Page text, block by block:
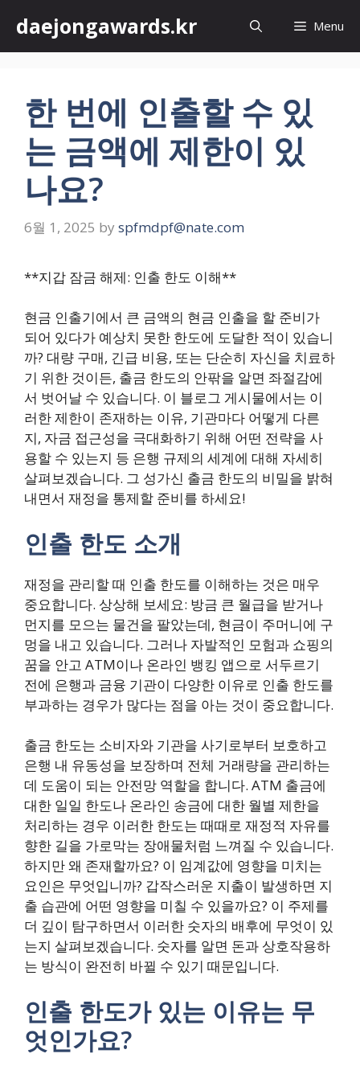
content
daejongawards.kr Menu
한 번에 인출할 수 있
는 금액에 제한이 있
나요?
6월 1, 2025 by spfmdpf@nate.com
**지갑 잠금 해제: 인출 한도 이해**
현금 인출기에서 큰 금액의 현금 인출을 할 준비가
되어 있다가 예상치 못한 한도에 도달한 적이 있습니
까? 대량 구매, 긴급 비용, 또는 단순히 자신을 치료하
기 위한 것이든, 출금 한도의 안팎을 알면 좌절감에
서 벗어날 수 있습니다. 이 블로그 게시물에서는 이
러한 제한이 존재하는 이유, 기관마다 어떻게 다른
지, 자금 접근성을 극대화하기 위해 어떤 전략을 사
용할 수 있는지 등 은행 규제의 세계에 대해 자세히
살펴보겠습니다. 그 성가신 출금 한도의 비밀을 밝혀
내면서 재정을 통제할 준비를 하세요!
인출 한도 소개
재정을 관리할 때 인출 한도를 이해하는 것은 매우
중요합니다. 상상해 보세요: 방금 큰 월급을 받거나
먼지를 모으는 물건을 팔았는데, 현금이 주머니에 구
멍을 내고 있습니다. 그러나 자발적인 모험과 쇼핑의
꿈을 안고 ATM이나 온라인 뱅킹 앱으로 서두르기
전에 은행과 금융 기관이 다양한 이유로 인출 한도를
부과하는 경우가 많다는 점을 아는 것이 중요합니다.
출금 한도는 소비자와 기관을 사기로부터 보호하고
은행 내 유동성을 보장하며 전체 거래량을 관리하는
데 도움이 되는 안전망 역할을 합니다. ATM 출금에
대한 일일 한도나 온라인 송금에 대한 월별 제한을
처리하는 경우 이러한 한도는 때때로 재정적 자유를
향한 길을 가로막는 장애물처럼 느껴질 수 있습니다.
하지만 왜 존재할까요? 이 임계값에 영향을 미치는
요인은 무엇입니까? 갑작스러운 지출이 발생하면 지
출 습관에 어떤 영향을 미칠 수 있을까요? 이 주제를
더 깊이 탐구하면서 이러한 숫자의 배후에 무엇이 있
는지 살펴보겠습니다. 숫자를 알면 돈과 상호작용하
는 방식이 완전히 바뀔 수 있기 때문입니다.
인출 한도가 있는 이유는 무
엇인가요?